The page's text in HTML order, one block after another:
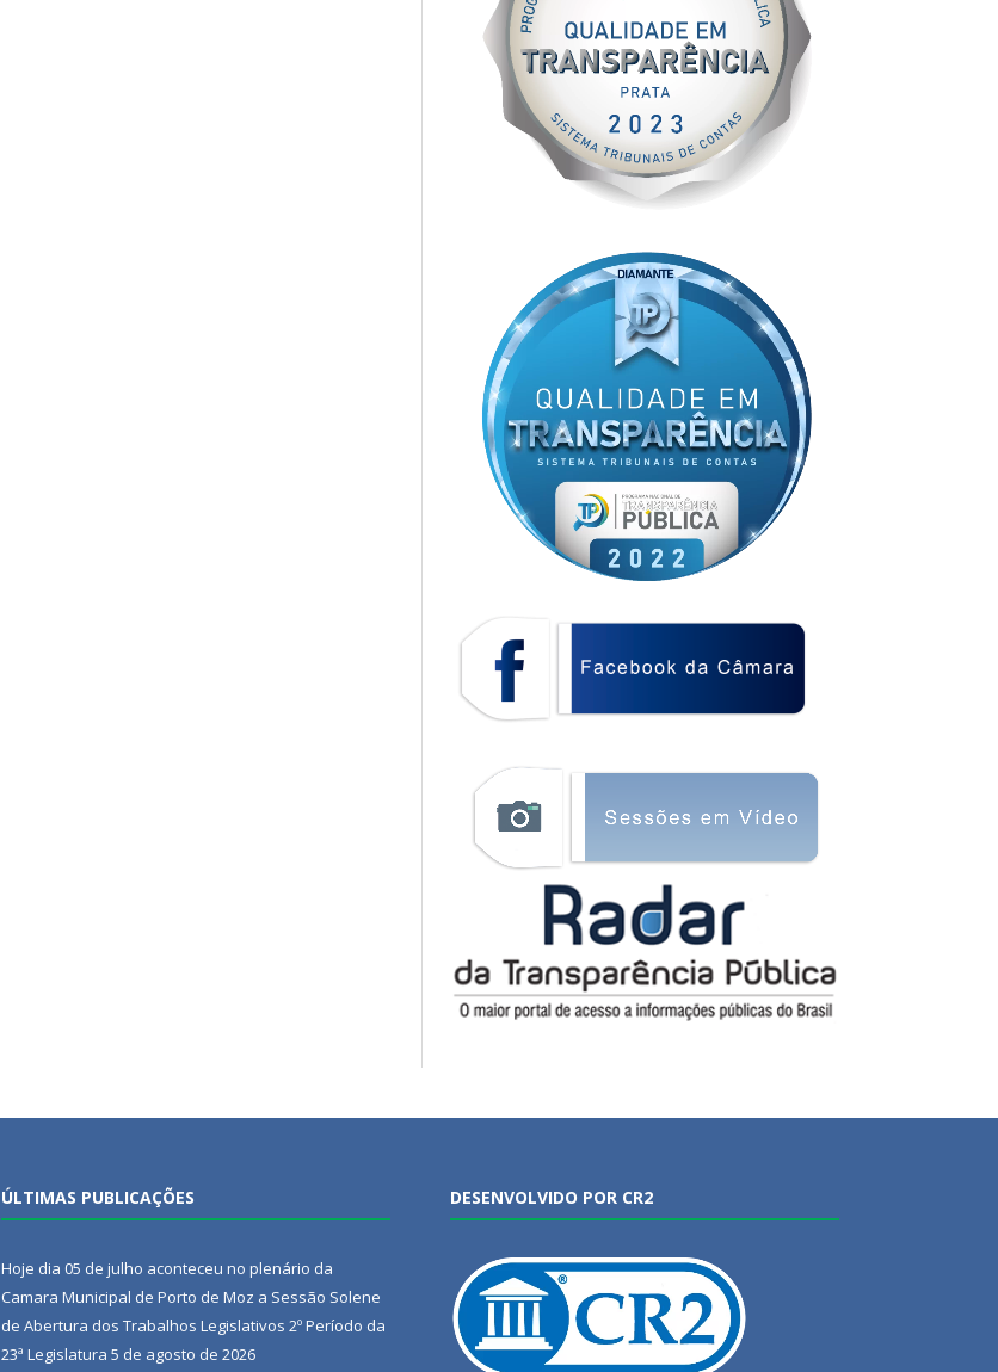
ÚLTIMAS PUBLICAÇÕES
Hoje dia 05 de julho aconteceu no plenário da
Camara Municipal de Porto de Moz a Sessão Solene
de Abertura dos Trabalhos Legislativos 2º Período da
23ª Legislatura 5 de agosto de 2026
DESENVOLVIDO POR CR2